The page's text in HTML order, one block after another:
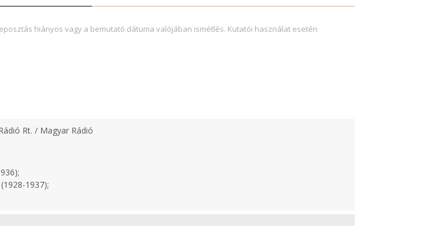
hiányos vagy a bemutató dátuma valójában ismétlés. Kutatói használat esetén
Rt. / Magyar Rádió
1937);